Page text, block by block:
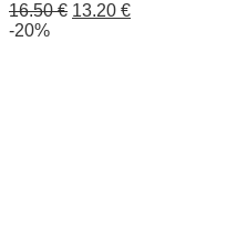
16.50€ 13.20 €
-20%